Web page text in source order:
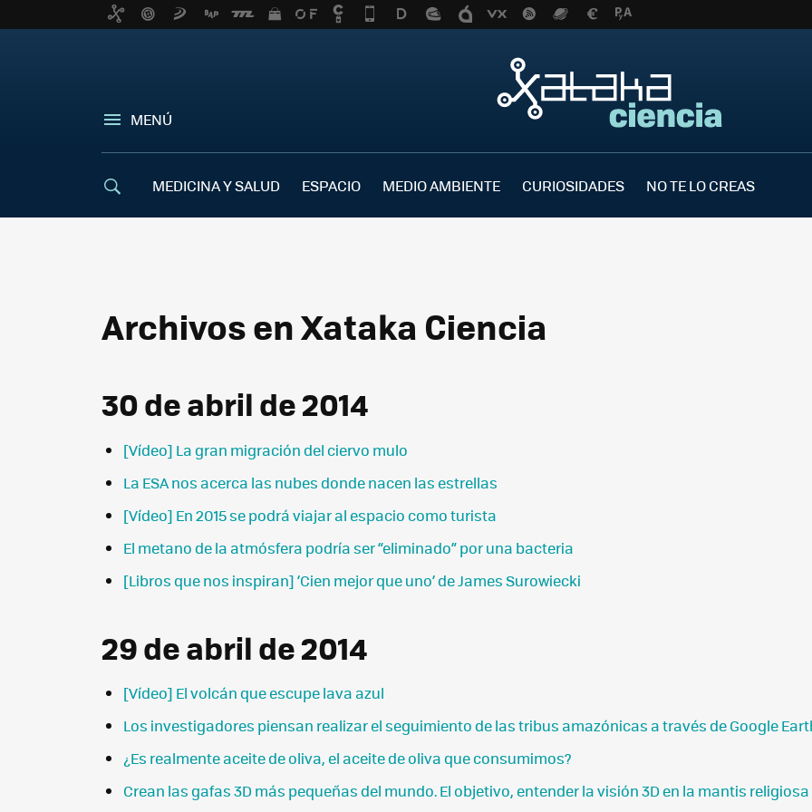
MENÚ
MEDICINA Y SALUD ESPACIO MEDIO AMBIENTE CURIOSIDADES NO TE LO CREAS
Archivos en Xataka Ciencia
30 de abril de 2014
[Vídeo] La gran migración del ciervo mulo
La ESA nos acerca las nubes donde nacen las estrellas
[Vídeo] En 2015 se podrá viajar al espacio como turista
El metano de la atmósfera podría ser “eliminado” por una bacteria
[Libros que nos inspiran] ‘Cien mejor que uno’ de James Surowiecki
29 de abril de 2014
[Vídeo] El volcán que escupe lava azul
Los investigadores piensan realizar el seguimiento de las tribus amazónicas a través de Google
¿Es realmente aceite de oliva, el aceite de oliva que consumimos?
Crean las gafas 3D más pequeñas del mundo. El objetivo, entender la visión 3D en la mantis religiosa